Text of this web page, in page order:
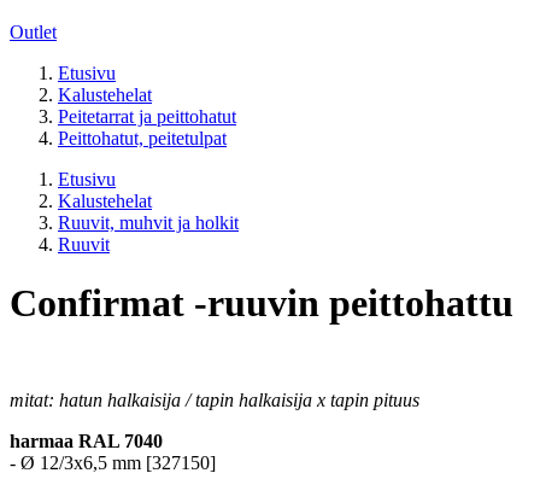
Outlet
Etusivu
Kalustehelat
Peitetarrat ja peittohatut
Peittohatut, peitetulpat
Etusivu
Kalustehelat
Ruuvit, muhvit ja holkit
Ruuvit
Confirmat -ruuvin peittohattu
mitat: hatun halkaisija / tapin halkaisija x tapin pituus
harmaa RAL 7040
- Ø 12/3x6,5 mm [327150]